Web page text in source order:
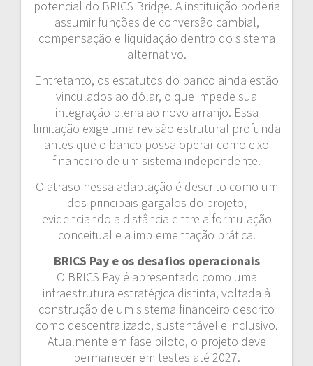
potencial do BRICS Bridge. A instituição poderia
assumir funções de conversão cambial,
compensação e liquidação dentro do sistema
alternativo.
Entretanto, os estatutos do banco ainda estão
vinculados ao dólar, o que impede sua
integração plena ao novo arranjo. Essa
limitação exige uma revisão estrutural profunda
antes que o banco possa operar como eixo
financeiro de um sistema independente.
O atraso nessa adaptação é descrito como um
dos principais gargalos do projeto,
evidenciando a distância entre a formulação
conceitual e a implementação prática.
BRICS Pay e os desafios operacionais
O BRICS Pay é apresentado como uma
infraestrutura estratégica distinta, voltada à
construção de um sistema financeiro descrito
como descentralizado, sustentável e inclusivo.
Atualmente em fase piloto, o projeto deve
permanecer em testes até 2027.